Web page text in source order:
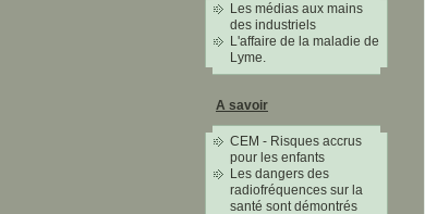
Les médias aux mains
des industriels
L'affaire de la maladie de
Lyme.
A savoir
CEM - Risques accrus
pour les enfants
Les dangers des
radiofréquences sur la
santé sont démontrés